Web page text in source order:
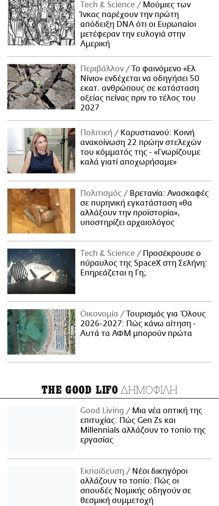
Τech & Science
Μούμιες των
Ίνκας παρέχουν την πρώτη
απόδειξη DNA ότι οι Ευρωπαίοι
μετέφεραν την ευλογιά στην
Αμερική
Περιβάλλον
Το φαινόμενο «Ελ
Νίνιο» ενδέχεται να οδηγήσει 50
εκατ. ανθρώπους σε κατάσταση
οξείας πείνας πριν το τέλος του
2027
Πολιτική
Καρυστιανού: Κοινή
ανακοίνωση 22 πρώην στελεχών
του κόμματός της - «Γνωρίζουμε
καλά γιατί αποχωρήσαμε»
Πολιτισμός
Βρετανία: Ανασκαφές
σε πυρηνική εγκατάσταση «θα
αλλάξουν την προϊστορία»,
υποστηρίζει αρχαιολόγος
Τech & Science
Προσέκρουσε ο
πύραυλος της SpaceX στη Σελήνη:
Επηρεάζεται η Γη;
Οικονομία
Τουρισμός για Όλους
2026-2027: Πώς κάνω αίτηση -
Αυτά τα ΑΦΜ μπορούν πρώτα
THE GOOD LIFO ΔΗΜΟΦΙΛΗ
Good Living
Μια νέα οπτική της
επιτυχίας: Πώς Gen Zs και
Millennials αλλάζουν το τοπίο της
εργασίας
Εκπαίδευση
Νέοι δικηγόροι
αλλάζουν το τοπίο: Πώς οι
σπουδές Νομικής οδηγούν σε
θεσμική συμμετοχή